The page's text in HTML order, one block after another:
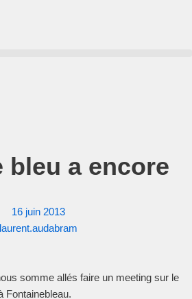
bleu a encore
16 juin 2013
laurent.audabram
somme allés faire un meeting sur le
Fontainebleau.